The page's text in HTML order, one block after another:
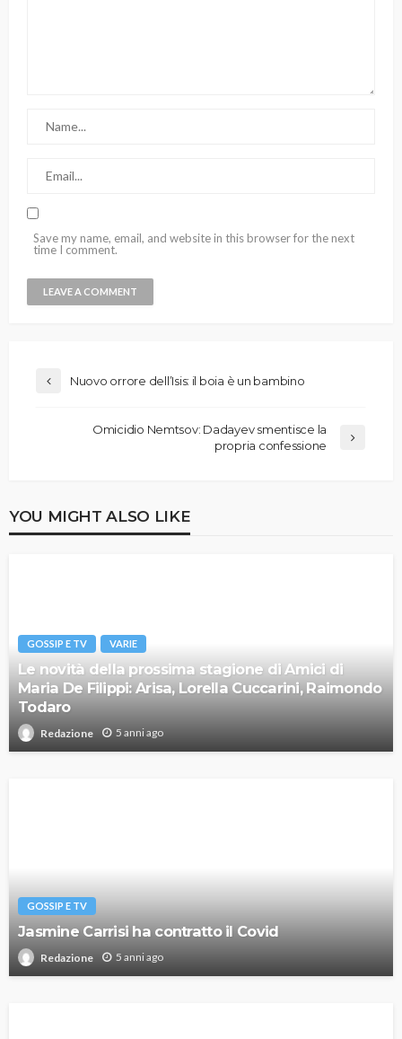
Save my name, email, and website in this browser for the next
time I comment.
Nuovo orrore dell’Isis: il boia è un bambino
Omicidio Nemtsov: Dadayev smentisce la
propria confessione
YOU MIGHT ALSO LIKE
GOSSIP E TV VARIE
Le novità della prossima stagione di Amici di
Maria De Filippi: Arisa, Lorella Cuccarini, Raimondo
Todaro
Redazione 5 anni ago
GOSSIP E TV
Jasmine Carrisi ha contratto il Covid
Redazione 5 anni ago